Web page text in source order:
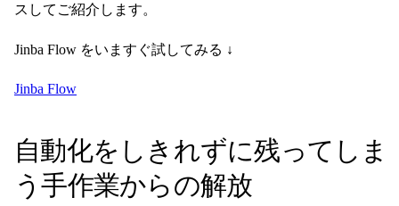
スしてご紹介します。
Jinba Flow をいますぐ試してみる ↓
Jinba Flow
自動化をしきれずに残ってしま
う手作業からの解放